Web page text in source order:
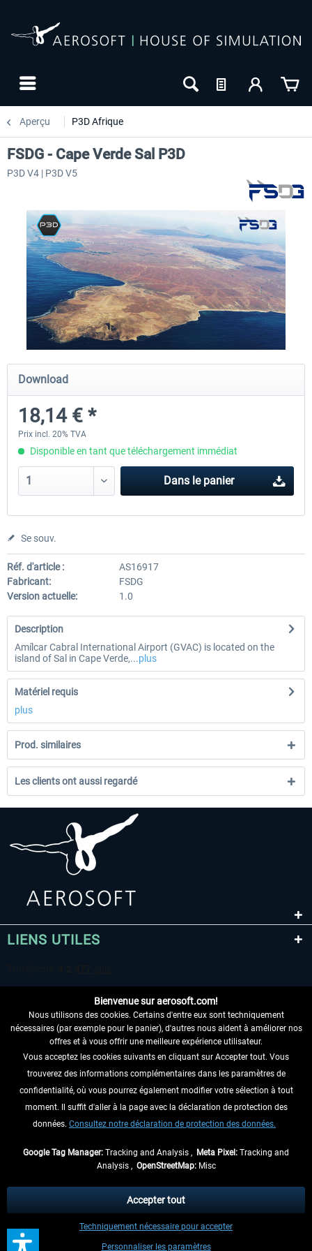
Aperçu P3D Afrique
FSDG - Cape Verde Sal P3D
18,14 € *
FSDG LITE - Dakar
FSDG - Cape Verde Sal P3D
P3D V4 | P3D V5
Download
18,14 € *
Prix incl. 20% TVA
Disponible en tant que téléchargement immédiat
Dans le panier
Se souv.
Réf. d'article :
AS16917
Fabricant:
FSDG
Version actuelle:
1.0
Description
Amílcar Cabral International Airport (GVAC) is located on the
island of Sal in Cape Verde,...plus
Matériel requis
plus
Prod. similaires
Les clients ont aussi regardé
LIENS UTILES
RENONCER AU CONTRAT ICI
INFORMATIONS
NE MANQUEZ PAS LES DERNIÈRES
échéant, frais de remboursement, si aucune description contraire.
** S'applique aux envois vers l'Allemagne. Pour les autres pays, veuillez
consulter lesinformations d'expédition.
Bienvenue sur aerosoft.com!
Nous utilisons des cookies. Certains d'entre eux sont techniquement
nécessaires (par exemple pour le panier), d'autres nous aident à améliorer nos
offres et à vous offrir une meilleure expérience utilisateur.
Vous acceptez les cookies suivants en cliquant sur Accepter tout. Vous
trouverez des informations complémentaires dans les paramètres de
confidentialité, où vous pourrez également modifier votre sélection à tout
moment. Il suffit d'aller à la page avec la déclaration de protection des
données. Consultez notre déclaration de protection des données.
Google Tag Manager: Tracking and Analysis , Meta Pixel: Tracking and
Analysis , OpenStreetMap:Misc
Personnaliser les paramètres
Techniquement nécessaire pour accepter
Accepter tout